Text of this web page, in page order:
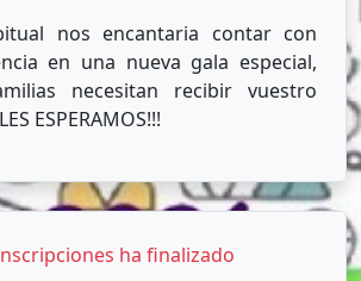
nos encantaria contar con
en una nueva gala especial,
necesitan recibir vuestro
ESPERAMOS!!!
ha finalizado